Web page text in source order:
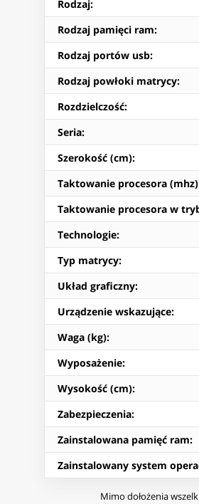
Rodzaj:
Rodzaj pamięci ram:
Rodzaj portów usb:
Rodzaj powłoki matrycy:
Rozdzielczość:
Seria:
Szerokość (cm):
Taktowanie procesora (mhz)
Taktowanie procesora w
Technologie:
Typ matrycy:
Układ graficzny:
Urządzenie wskazujące:
Waga (kg):
Wyposażenie:
Wysokość (cm):
Zabezpieczenia:
Zainstalowana pamięć ram:
Zainstalowany system
Mimo dołożenia